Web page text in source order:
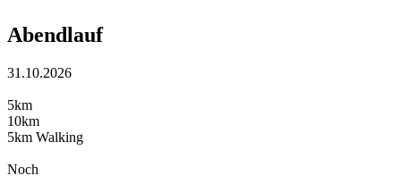
Abendlauf
31.10.2026
5km
10km
5km Walking
Noch